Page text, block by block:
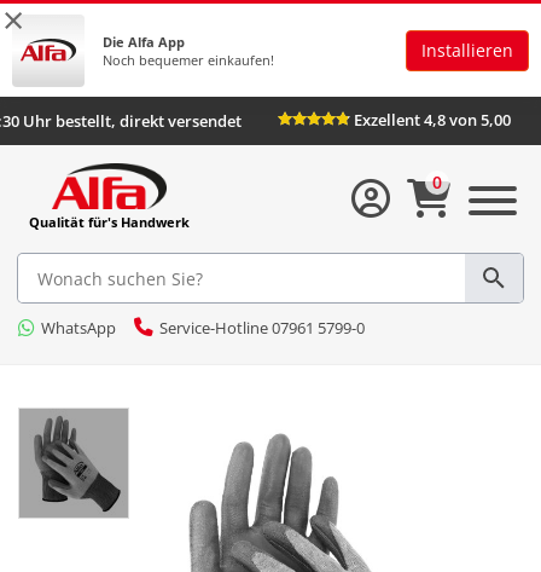
×
Die Alfa App
Noch bequemer einkaufen!
Installieren
Uhr bestellt, direkt versendet Exzellent 4,8 von 5,00
Qualität für's Handwerk
WhatsApp Service-Hotline 07961 5799-0
0